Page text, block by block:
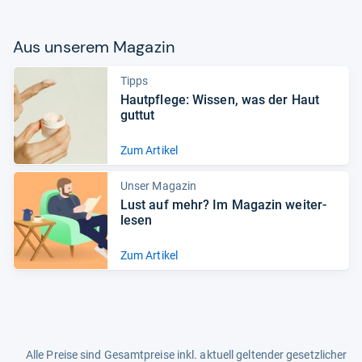
Aus unse­rem Maga­zin
Tipps
Haut­pflege: Wis­sen, was der Haut
gut­tut
Zum Artikel
Unser Magazin
Lust auf mehr? Im Maga­zin wei­ter­
le­sen
Zum Artikel
Alle Preise sind Gesamtpreise inkl. aktuell geltender gesetzlicher